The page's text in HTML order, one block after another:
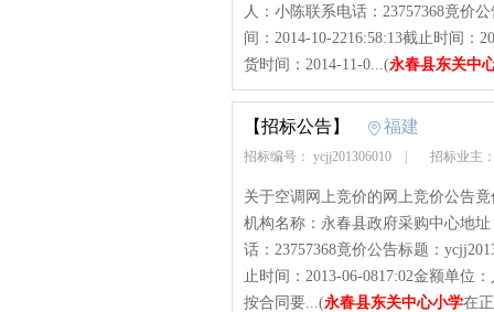
人：小陈联系电话：23757368竟价
间：2014-10-2216:58:13截止时间：
货时间：2014-11-0...(永春县东关中
【招标公告】 福建
招标编号： ycjj201306010 招标业主
关于空调网上竞价的网上竞价公告
机构名称：永春县政府采购中心地
话：23757368竟价公告标题：
止时间：2013-06-0817:02金额单位
按合同要...(永春县东关中心小学在